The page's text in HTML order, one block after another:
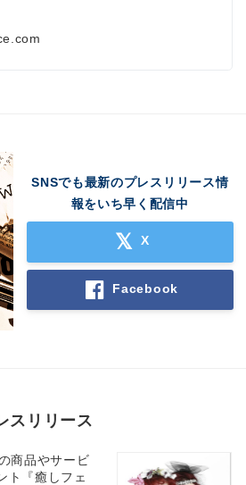
SNSでも最新のプレスリリース情
報をいち早く配信中
X
Facebook
スリリース
商品やサービ
ト『癒しフェ